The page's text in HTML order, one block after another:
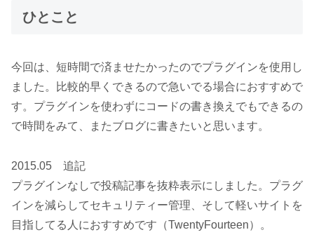
ひとこと
今回は、短時間で済ませたかったのでプラグインを使用し
ました。比較的早くできるので急いでる場合におすすめで
す。プラグインを使わずにコードの書き換えでもできるの
で時間をみて、またブログに書きたいと思います。
2015.05 追記
プラグインなしで投稿記事を抜粋表示にしました。プラグ
インを減らしてセキュリティー管理、そして軽いサイトを
目指してる人におすすめです（TwentyFourteen）。